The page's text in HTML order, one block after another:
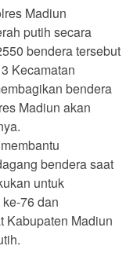
Madiun
putih secara
bendera tersebut
Kecamatan
bendera
Madiun akan
bendera saat
untuk
76 dan
Kabupaten Madiun